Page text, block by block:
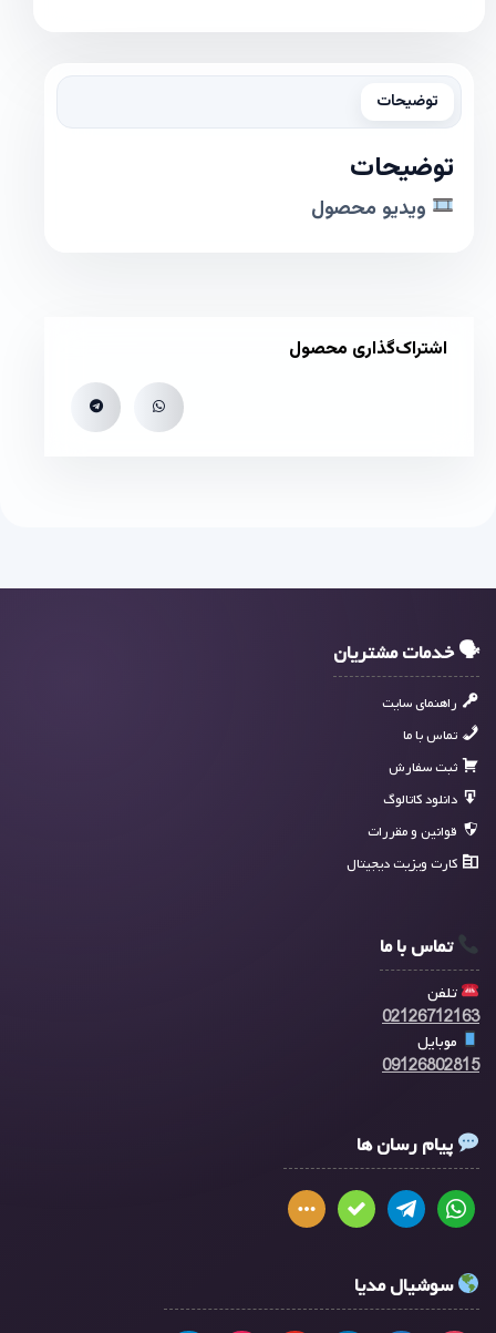
توضیحات
توضیحات
ویدیو محصول
اشتراک‌گذاری محصول
🗣 خدمات مشتریان
راهنمای سایت
تماس با ما
ثبت سفارش
دانلود کاتالوگ
قوانین و مقررات
کارت ویزیت دیجیتال
تماس با ما
تلفن
02126712163
موبایل
09126802815
پیام رسان ها
سوشیال مدیا